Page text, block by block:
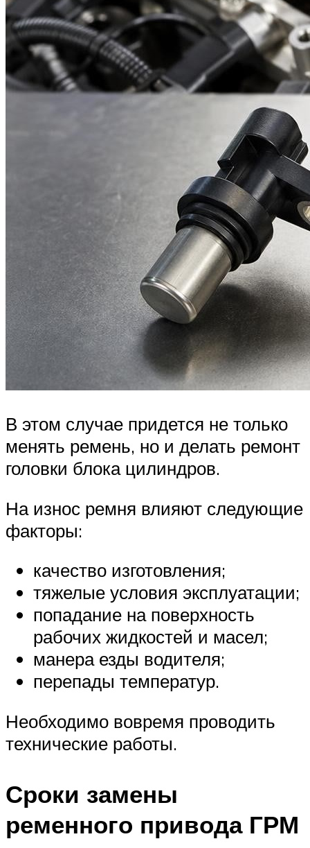
В этом случае придется не только
менять ремень, но и делать ремонт
головки блока цилиндров.
На износ ремня влияют следующие
факторы:
качество изготовления;
тяжелые условия эксплуатации;
попадание на поверхность
рабочих жидкостей и масел;
манера езды водителя;
перепады температур.
Необходимо вовремя проводить
технические работы.
Сроки замены
ременного привода ГРМ